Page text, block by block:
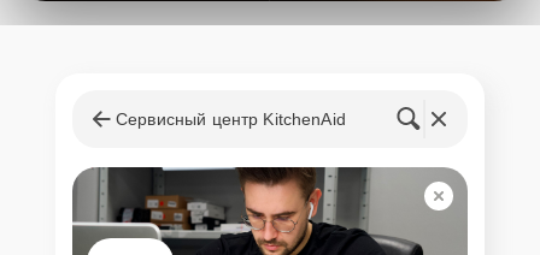
запчастей
Для всех клиентов действуют демократичные и фиксированные
цены. Конечная стоимость работ обсуждается с клиентом и не в
коем случае не может измениться в процессе работ. Сервис не
навязывает клиентам дополнительные услуги и не
Сервисный центр KitchenAid